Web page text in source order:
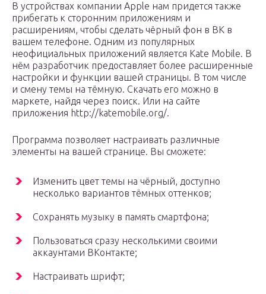
В устройствах компании Apple нам придется также
прибегать к сторонним приложениям и
расширениям, чтобы сделать чёрный фон в ВК в
вашем телефоне. Одним из популярных
неофициальных приложений является Kate Mobile. В
нём разработчик предоставляет более расширенные
настройки и функции вашей страницы. В том числе
и смену темы на тёмную. Скачать его можно в
маркете, найдя через поиск. Или на сайте
приложения http://katemobile.org/.
Программа позволяет настраивать различные
элементы на вашей странице. Вы сможете:
Изменить цвет темы на чёрный, доступно
несколько вариантов тёмных оттенков;
Сохранять музыку в память смартфона;
Пользоваться сразу несколькими своими
аккаунтами ВКонтакте;
Настраивать шрифт;